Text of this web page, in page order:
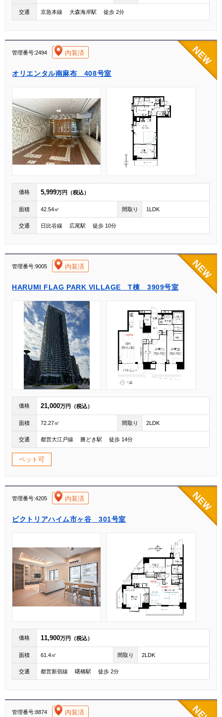
交通 京急本線 大森海岸駅 徒歩 2分
管理番号:2494 内装済
オリエンタル南麻布 408号室
価格 5,999万円（税込）
面積 42.54㎡ 間取り 1LDK
交通 日比谷線 広尾駅 徒歩 10分
[004]
管理番号:9005 内装済
HARUMI FLAG PARK VILLAGE T棟 3909号室
価格 21,000万円（税込）
面積 72.27㎡ 間取り 2LDK
交通 都営大江戸線 勝どき駅 徒歩 14分
ペット可
[004]
管理番号:4205 内装済
ビクトリアハイム市ヶ谷 301号室
価格 11,900万円（税込）
面積 61.4㎡ 間取り 2LDK
交通 都営新宿線 曙橋駅 徒歩 2分
[004]
管理番号:8874 内装済
[004]